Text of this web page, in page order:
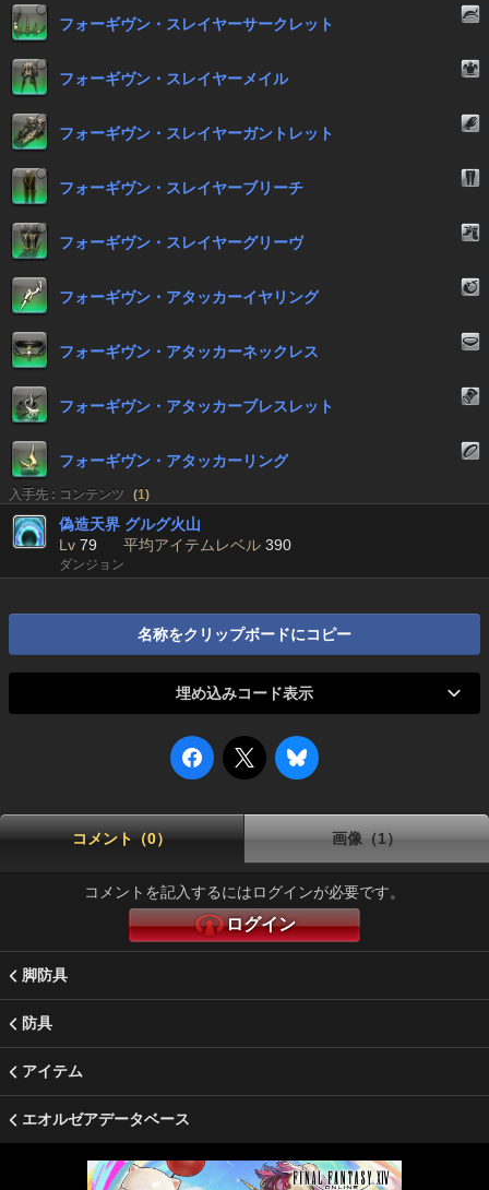
フォーギヴン・スレイヤーサークレット
フォーギヴン・スレイヤーメイル
フォーギヴン・スレイヤーガントレット
フォーギヴン・スレイヤーブリーチ
フォーギヴン・スレイヤーグリーヴ
フォーギヴン・アタッカーイヤリング
フォーギヴン・アタッカーネックレス
フォーギヴン・アタッカーブレスレット
フォーギヴン・アタッカーリング
入手先 : コンテンツ (1)
偽造天界 グルグ火山
Lv 79 平均アイテムレベル 390
ダンジョン
名称をクリップボードにコピー
埋め込みコード表示
コメント（0） 画像（1）
コメントを記入するにはログインが必要です。
ログイン
脚防具
防具
アイテム
エオルゼアデータベース